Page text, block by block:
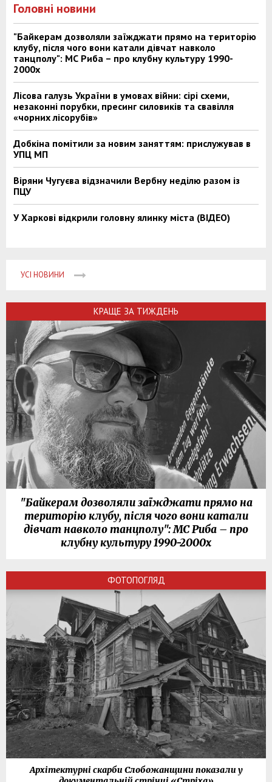
Головні новини
"Байкерам дозволяли заїжджати прямо на територію
клубу, після чого вони катали дівчат навколо
танцполу": МС Риба – про клубну культуру 1990-
2000х
Лісова галузь України в умовах війни: сірі схеми,
незаконні порубки, пресинг силовиків та свавілля
«чорних лісорубів»
Добкіна помітили за новим заняттям: прислужував в
УПЦ МП
Віряни Чугуєва відзначили Вербну неділю разом із
ПЦУ
У Харкові відкрили головну ялинку міста (ВІДЕО)
УСІ НОВИНИ
КРАЩЕ ЗА ТИЖДЕНЬ
"Байкерам дозволяли заїжджати прямо на
територію клубу, після чого вони катали
дівчат навколо танцполу": МС Риба – про
клубну культуру 1990-2000х
ФОТОПОГЛЯД
Архітектурні скарби Слобожанщини показали у